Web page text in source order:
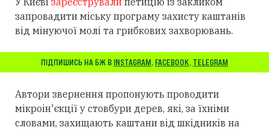
запровадити міську програму захисту каштанів
від мінуючої молі та грибкових захворювань.
ПІДПИШИСЬ НА БЖ В INSTAGRAM, FACEBOOK, TELEGRAM
Автори звернення пропонують проводити
мікроін'єкції у стовбури дерев, які, за їхніми
словами, захищають каштани від шкідників на